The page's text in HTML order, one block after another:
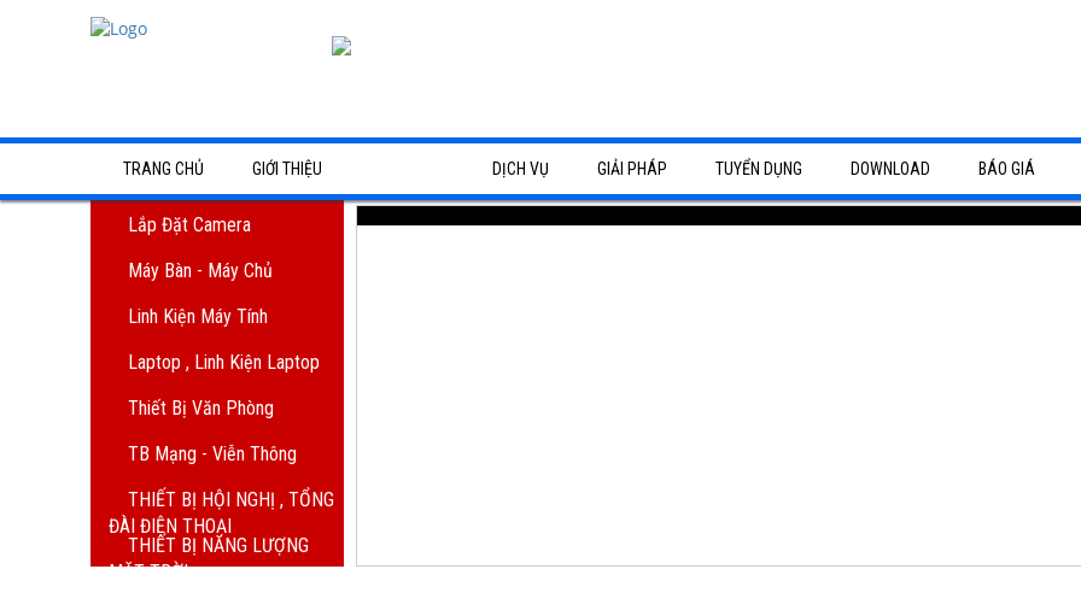
TRANG CHỦ GIỚI THIỆU DỊCH VỤ GIẢI PHÁP TUYỂN DỤNG DOWNLOAD BÁO GIÁ
Lắp Đặt Camera
Máy Bàn - Máy Chủ
Linh Kiện Máy Tính
Laptop , Linh Kiện Laptop
Thiết Bị Văn Phòng
TB Mạng - Viễn Thông
THIẾT BỊ HỘI NGHỊ , TỔNG
ĐÀI ĐIỆN THOẠI
THIẾT BỊ NĂNG LƯỢNG
MẶT TRỜI